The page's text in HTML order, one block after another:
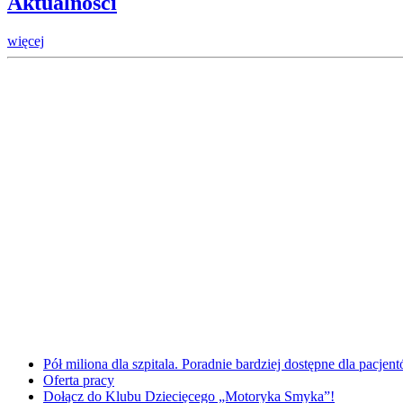
więcej
Pół miliona dla szpitala. Poradnie bardziej dostępne dla
Oferta pracy
Dołącz do Klubu Dziecięcego „Motoryka Smyka”!